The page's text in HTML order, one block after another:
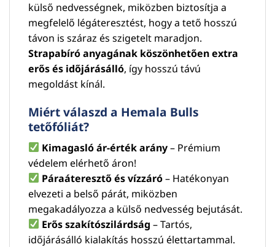
külső nedvességnek, miközben biztosítja a
megfelelő légáteresztést, hogy a tető hosszú
távon is száraz és szigetelt maradjon.
Strapabíró anyagának köszönhetően extra
erős és időjárásálló, így hosszú távú
megoldást kínál.
Miért válaszd a Hemala Bulls
tetőfóliát?
Kimagasló ár-érték arány– Prémium
védelem elérhető áron!
Páraáteresztő és vízzáró– Hatékonyan
elvezeti a belső párát, miközben
megakadályozza a külső nedvesség bejutását.
Erős szakítószilárdság – Tartós,
időjárásálló kialakítás hosszú élettartammal.